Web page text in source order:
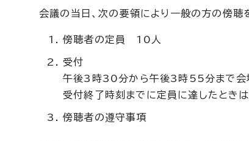
会議の当日、次の要領により一般の方の傍聴
傍聴者の定員 10人
受付
午後3時30分から午後3時55分まで会
受付終了時刻までに定員に達したときは
傍聴者の遵守事項